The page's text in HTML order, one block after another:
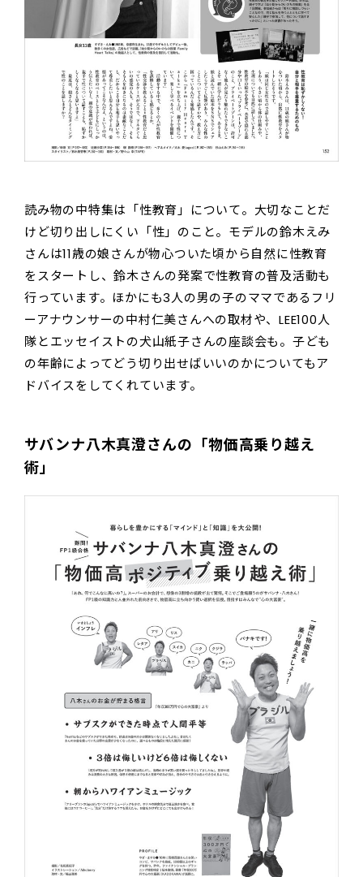
読み物の中特集は「性教育」について。大切なことだ
けど切り出しにくい「性」のこと。モデルの鈴木えみ
さんは11歳の娘さんが物心ついた頃から自然に性教育
をスタートし、鈴木さんの発案で性教育の普及活動も
行っています。ほかにも3人の男の子のママであるフリ
ーアナウンサーの中村仁美さんへの取材や、LEE100人
隊とエッセイストの犬山紙子さんの座談会も。子ども
の年齢によってどう切り出せばいいのかについてもア
ドバイスをしてくれています。
サバンナ八木真澄さんの「物価高乗り越え
術」